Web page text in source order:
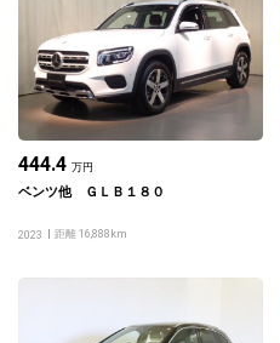
444.4 万円
ベンツ他 ＧＬＢ１８０
2023 距離 16,888km